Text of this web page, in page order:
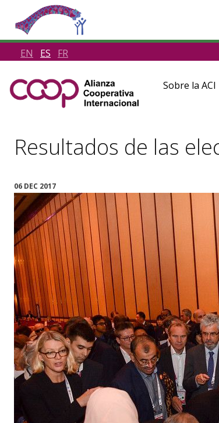
EN ES FR
Sobre la ACI
Resultados de las
06 DEC 2017